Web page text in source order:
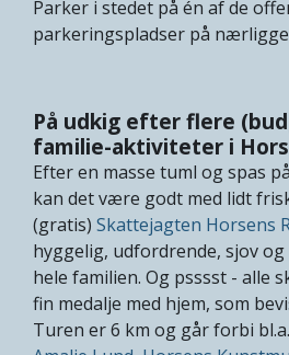
Parker i stedet på én af de
parkeringspladser på
På udkig efter flere
familie-aktiviteter i
Efter en masse tuml og spas
kan det være godt med lidt
(gratis) Skattejagten Horsens
hyggelig, udfordrende, sjov
hele familien. Og psssst - alle
fin medalje med hjem, som
Turen er 6 km og går forbi bl.a.